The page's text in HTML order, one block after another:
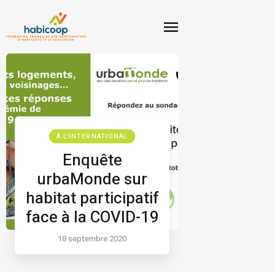
À L'INTERNATIONAL
Enquête
urbaMonde sur
habitat participatif
face à la COVID-19
18 septembre 2020